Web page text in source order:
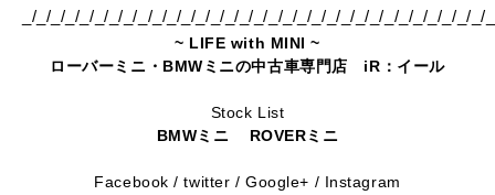
_/_/_/_/_/_/_/_/_/_/_/_/_/_/_/_/_/_/_/_/_/_/_/_/_/_/_/_/_/_/_/_/
~ LIFE with MINI ~
ローバーミニ・BMWミニの中古車専門店 iR：イール
Stock List
BMWミニ
ROVERミニ
Facebook /twitter /Google+ / Instagram